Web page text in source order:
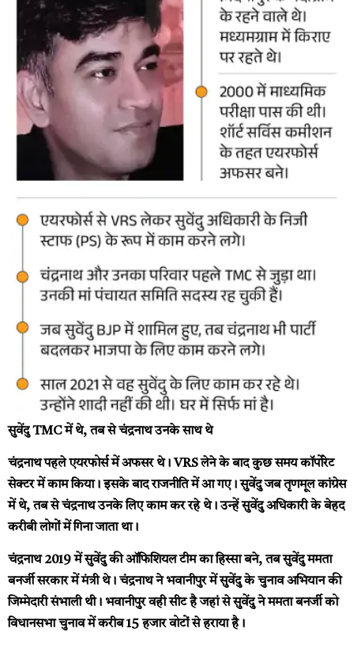
सुवेंदु TMC में थे, तब से चंद्रनाथ उनके साथ थे
चंद्रनाथ पहले एयरफोर्स में अफसर थे। VRS लेने के बाद कुछ समय कॉर्पोरेट
सेक्टर में काम किया। इसके बाद राजनीति में आ गए। सुवेंदु जब तृणमूल कांग्रेस
में थे, तब से चंद्रनाथ उनके लिए काम कर रहे थे। उन्हें सुवेंदु अधिकारी के बेहद
करीबी लोगों में गिना जाता था।
चंद्रनाथ 2019 में सुवेंदु की ऑफिशियल टीम का हिस्सा बने, तब सुवेंदु ममता
बनर्जी सरकार में मंत्री थे। चंद्रनाथ ने भवानीपुर में सुवेंदु के चुनाव अभियान की
जिम्मेदारी संभाली थी। भवानीपुर वही सीट है जहां से सुवेंदु ने ममता बनर्जी को
विधानसभा चुनाव में करीब 15 हजार वोटों से हराया है।